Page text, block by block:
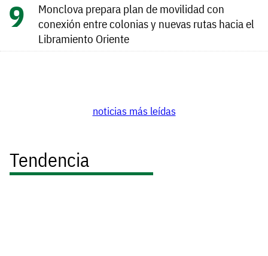
Monclova prepara plan de movilidad con
conexión entre colonias y nuevas rutas hacia el
Libramiento Oriente
noticias más leídas
Tendencia